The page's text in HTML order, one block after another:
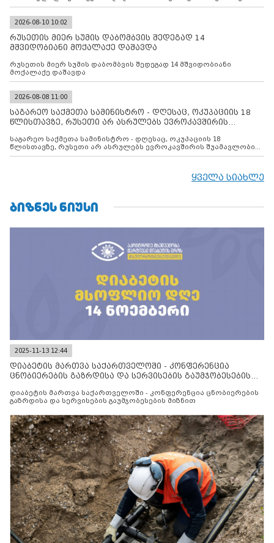
ინფორმაციას ავრცელებს
2026-08-10 10:02
რუსეთის მიერ სუმის დაბომბვის შედეგად 14
მშვიდობიანი მოქალაქე დაშავდა
რუსეთის მიერ სუმის დაბომბვის შედეგად 14 მშვიდობიანი
მოქალაქე დაშავდა
2026-08-08 11:00
საგარეო საქმეთა სამინისტრო - დღესაც, ოკუპაციის 18
წლისთავზე, რუსეთი არ ასრულებს ევროკავშირის
საგარეო საქმეთა სამინისტრო - დღესაც, ოკუპაციის 18
წლისთავზე, რუსეთი არ ასრულებს ევროკავშირის შუამავლობით
დადებულ 2008 წლის 12 აგვისტოს ცეცხლის შეწყვეტის
მილიტარიზაციის პროცესს და აქტიურად დგამს ნაბიჯებს მათი
ყველა სიახლე
ᲑᲘᲖᲜᲔᲡ ᲜᲘᲣᲡᲘ
2025-11-13 12:44
დიაბეტის მართვა საქართველოში - კონფერენცია
ცნობიერების გაზრდისა და სერვისების გაუმჯობესების
დიაბეტის მართვა საქართველოში - კონფერენცია ცნობიერების
გაზრდისა და სერვისების გაუმჯობესების მიზნით